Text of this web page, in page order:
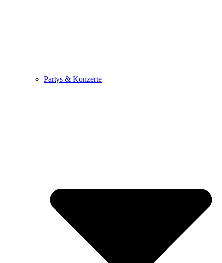
Partys & Konzerte